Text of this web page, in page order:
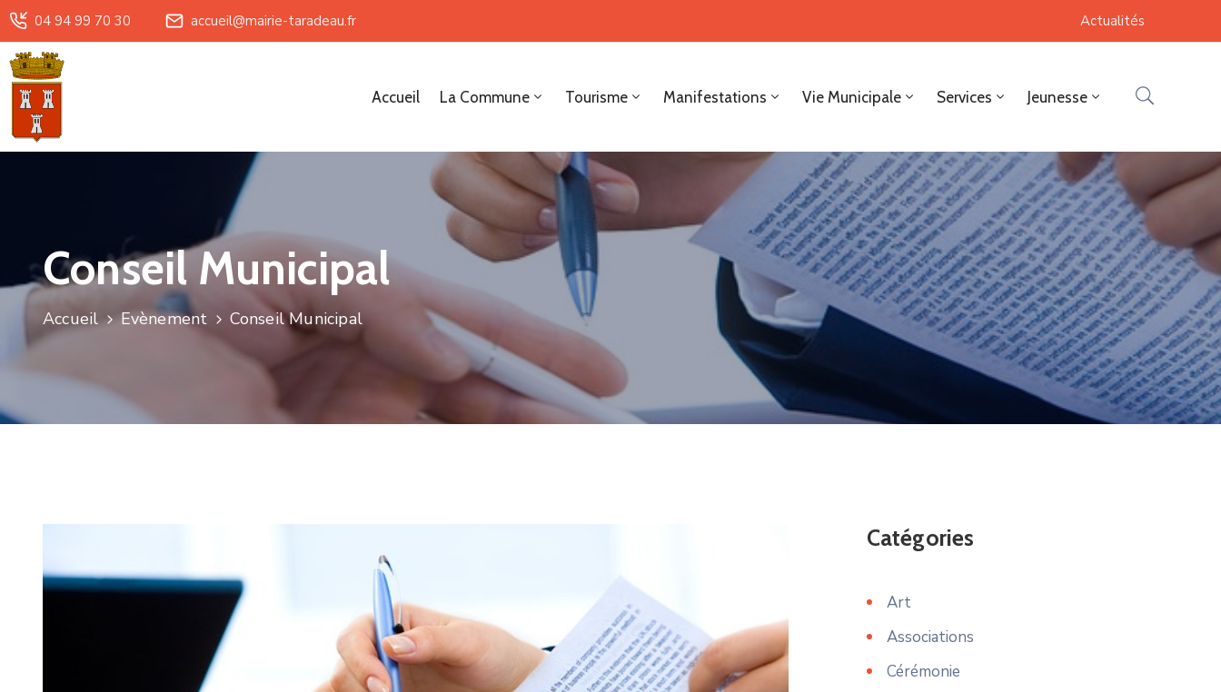
04 94 99 70 30 accueil@mairie-taradeau.fr Actualités
Accueil La Commune Tourisme Manifestations Vie Municipale Services Jeunesse
Conseil Municipal
Accueil Evènement Conseil Municipal
Catégories
Art
Associations
Cérémonie